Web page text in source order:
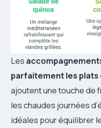
Les
parfaitement les plats
ajoutent une touche de
les chaudes journées
idéales pour équilibrer